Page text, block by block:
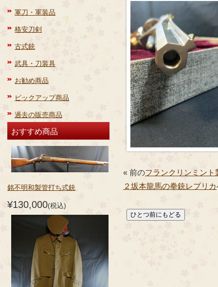
軍刀・軍装品
格安刀剣
古式銃
武具・刀装具
お勧め商品
ピックアップ商品
過去の販売商品
おすすめ商品
銘不明和製管打ち式銃
¥130,000(税込)
« 前のフランクリンミント
２坂本龍馬の拳銃レプリカ